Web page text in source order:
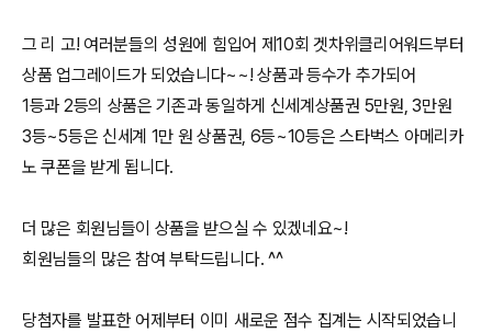
그 리 고! 여러분들의 성원에 힘입어 제10회 겟차위클리어워드부터
상품 업그레이드가 되었습니다~~! 상품과 등수가 추가되어
1등과 2등의 상품은 기존과 동일하게 신세계상품권 5만원, 3만원
3등~5등은 신세계 1만 원 상품권, 6등~10등은 스타벅스 아메리카
노 쿠폰을 받게 됩니다.
더 많은 회원님들이 상품을 받으실 수 있겠네요~!
회원님들의 많은 참여 부탁드립니다. ^^
당첨자를 발표한 어제부터 이미 새로운 점수 집계는 시작되었습니